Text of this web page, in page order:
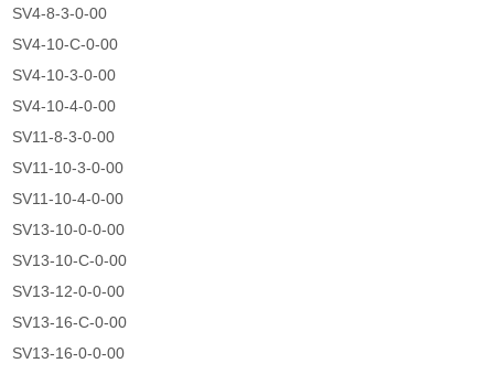
SV4-8-3-0-00
SV4-10-C-0-00
SV4-10-3-0-00
SV4-10-4-0-00
SV11-8-3-0-00
SV11-10-3-0-00
SV11-10-4-0-00
SV13-10-0-0-00
SV13-10-C-0-00
SV13-12-0-0-00
SV13-16-C-0-00
SV13-16-0-0-00